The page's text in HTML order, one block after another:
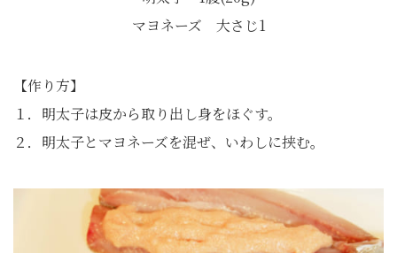
マヨネーズ 大さじ1
【作り方】
１．明太子は皮から取り出し身をほぐす。
２．明太子とマヨネーズを混ぜ、いわしに挟む。